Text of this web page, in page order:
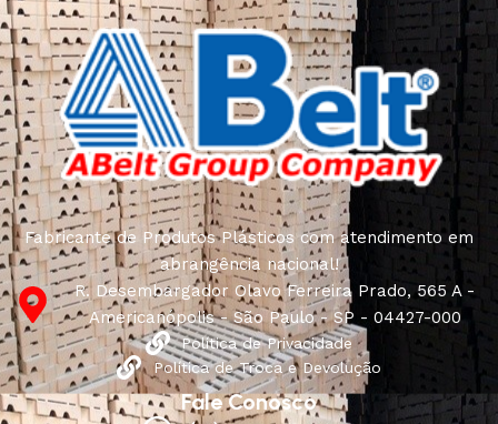
Fabricante de Produtos Plásticos com atendimento em
abrangência nacional!
R. Desembargador Olavo Ferreira Prado, 565 A -
Americanópolis - São Paulo - SP - 04427-000
Política de Privacidade
Política de Troca e Devolução
Fale Conosco